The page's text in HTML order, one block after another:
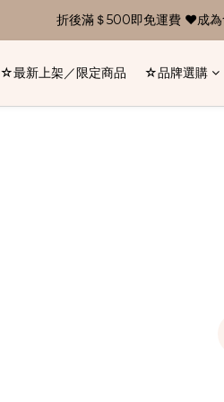
折後滿＄500即免運費 ❤成為
☆最新上架／限定商品 ☆品牌選購